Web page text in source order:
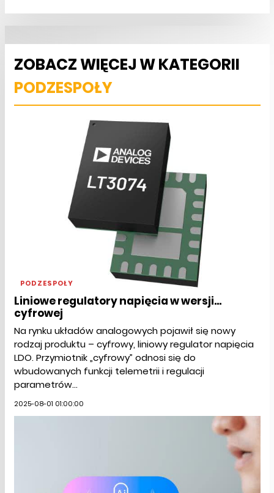
ZOBACZ WIĘCEJ W KATEGORII
PODZESPOŁY
PODZESPOŁY
Liniowe regulatory napięcia w wersji...
cyfrowej
Na rynku układów analogowych pojawił się nowy
rodzaj produktu – cyfrowy, liniowy regulator napięcia
LDO. Przymiotnik „cyfrowy” odnosi się do
wbudowanych funkcji telemetrii i regulacji
parametrów...
2025-08-01 01:00:00